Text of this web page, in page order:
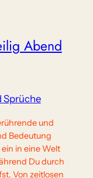
Abend
Sprüche
und
Bedeutung
in eine Welt
Du durch
Von zeitlosen